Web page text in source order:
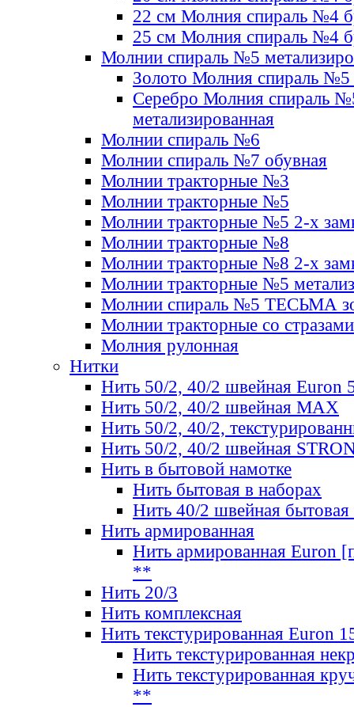
22 см Молния спираль №4
25 см Молния спираль №4
Молнии спираль №5
Золото Молния спираль №5
Серебро Молния спираль
метализированная
Молнии спираль №6
Молнии спираль №7 обувная
Молнии тракторные №3
Молнии тракторные №5
Молнии тракторные №5 2-х
Молнии тракторные №8
Молнии тракторные №8 2-х
Молнии тракторные №5
Молнии спираль №5 ТЕСЬМА
Молнии тракторные со стразами
Молния рулонная
Нитки
Нить 50/2, 40/2 швейная Euron
Нить 50/2, 40/2 швейная МАХ
Нить 50/2, 40/2,
Нить 50/2, 40/2 швейная
Нить в бытовой намотке
Нить бытовая в наборах
Нить 40/2 швейная бытовая
Нить армированная
Нить армированная Euron
**
Нить 20/3
Нить комплексная
Нить текстурированная Euron
Нить текстурированная
Нить текстурированная
**